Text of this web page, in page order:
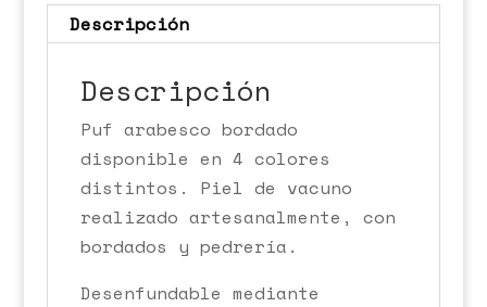
Descripción
Descripción
Puf arabesco bordado
disponible en 4 colores
distintos. Piel de vacuno
realizado artesanalmente, con
bordados y pedrería.
Desenfundable mediante